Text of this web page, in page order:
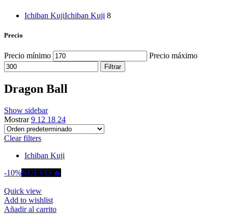
Ichiban KujiIchiban Kuji 8
Precio
Precio mínimo Precio máximo
Filtrar
Dragon Ball
Show sidebar
Mostrar9 12 18 24
Clear filters
Ichiban Kuji
-10%NUEVO 🔥
Quick view
Add to wishlist
Añadir al carrito